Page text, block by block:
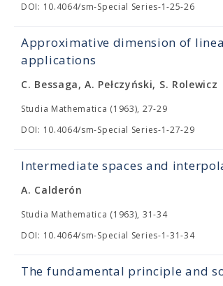
DOI: 10.4064/sm-Special Series-1-25-26
Approximative dimension of
applications
C. Bessaga, A. Pełczyński, S. Rolewicz
Studia Mathematica (1963), 27-29
DOI: 10.4064/sm-Special Series-1-27-29
Intermediate spaces and
A. Calderón
Studia Mathematica (1963), 31-34
DOI: 10.4064/sm-Special Series-1-31-34
The fundamental principle and